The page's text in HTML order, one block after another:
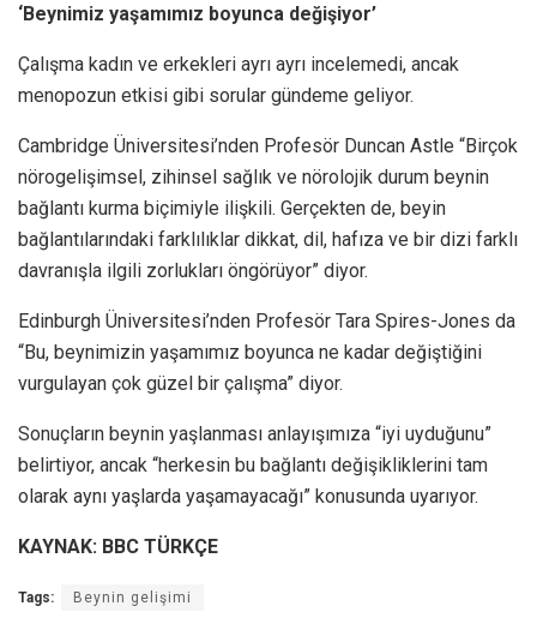
‘Beynimiz yaşamımız boyunca değişiyor’
Çalışma kadın ve erkekleri ayrı ayrı incelemedi, ancak
menopozun etkisi gibi sorular gündeme geliyor.
Cambridge Üniversitesi’nden Profesör Duncan Astle “Birçok
nörogelişimsel, zihinsel sağlık ve nörolojik durum beynin
bağlantı kurma biçimiyle ilişkili. Gerçekten de, beyin
bağlantılarındaki farklılıklar dikkat, dil, hafıza ve bir dizi farklı
davranışla ilgili zorlukları öngörüyor” diyor.
Edinburgh Üniversitesi’nden Profesör Tara Spires-Jones da
“Bu, beynimizin yaşamımız boyunca ne kadar değiştiğini
vurgulayan çok güzel bir çalışma” diyor.
Sonuçların beynin yaşlanması anlayışımıza “iyi uyduğunu”
belirtiyor, ancak “herkesin bu bağlantı değişikliklerini tam
olarak aynı yaşlarda yaşamayacağı” konusunda uyarıyor.
KAYNAK: BBC TÜRKÇE
Tags: Beynin gelişimi